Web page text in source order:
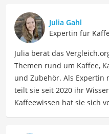
Julia Gahl
Expertin für
Julia berät das
Themen rund um Kaffee,
und Zubehör. Als Expertin
teilt sie seit 2020 ihr
Kaffeewissen hat sie sich